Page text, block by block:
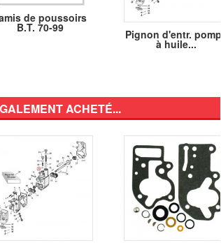
de poussoirs
B.T. 70-99 Pignon d'entr. pompe
à huile...
ACHETÉ...